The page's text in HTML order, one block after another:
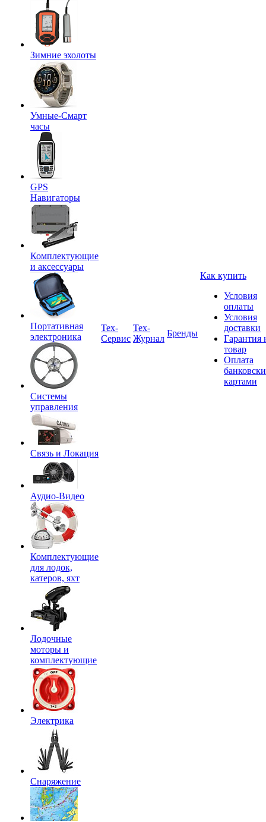
Зимние эхолоты
Умные-Смарт
часы
GPS
Навигаторы
Комплектующие
и аксессуары
Портативная
электроника
Системы
управления
Связь и Локация
Аудио-Видео
Комплектующие
для лодок,
катеров, яхт
Лодочные
моторы и
комплектующие
Электрика
Снаряжение
Tex-
Сервис
Тех-
Журнал
Бренды
Как купить
Условия
оплаты
Условия
доставки
Гарантия
товар
Оплата
картами